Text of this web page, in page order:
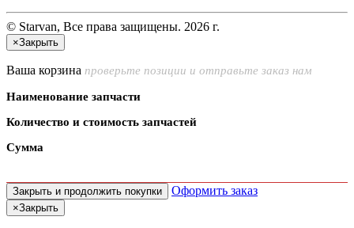
© Starvan, Все права защищены. 2026 г.
×Закрыть
Ваша корзина проверьте позиции и отправьте заказ нам
Наименование запчасти
Количество и стоимость запчастей
Сумма
Закрыть и продолжить покупки Оформить заказ
×Закрыть